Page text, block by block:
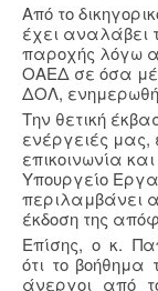
Από το
έχει αναλάβει
παροχής λόγω
ΟΑΕΔ σε όσα
ΔΟΛ,
Την θετική
ενέργειές μας,
επικοινωνία
Υπουργείο
περιλαμβάνει
έκδοση της
Επίσης, ο κ.
ότι το
άνεργοι από